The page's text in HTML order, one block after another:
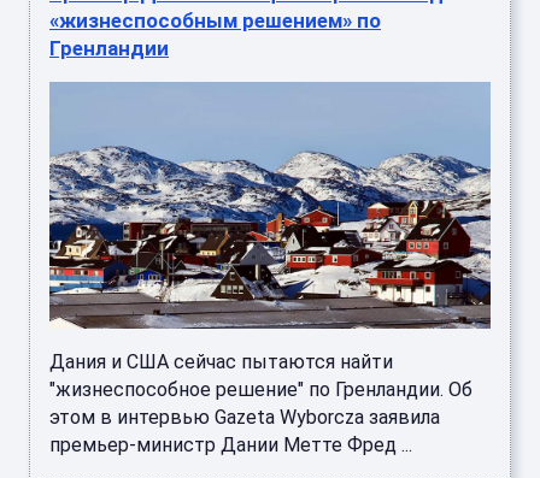
«жизнеспособным решением» по
Гренландии
Дания и США сейчас пытаются найти
"жизнеспособное решение" по Гренландии. Об
этом в интервью Gazeta Wyborcza заявила
премьер-министр Дании Метте Фред ...